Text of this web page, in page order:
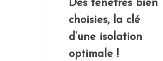
Des fenêtres bien
choisies, la clé
d’une isolation
optimale !